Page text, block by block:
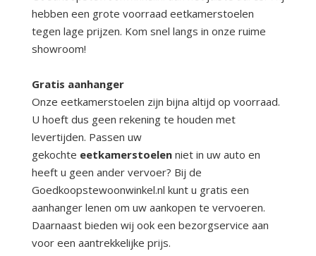
hebben een grote voorraad eetkamerstoelen
tegen lage prijzen. Kom snel langs in onze ruime
showroom!
Gratis aanhanger
Onze eetkamerstoelen zijn bijna altijd op voorraad.
U hoeft dus geen rekening te houden met
levertijden. Passen uw
gekochte eetkamerstoelen niet in uw auto en
heeft u geen ander vervoer? Bij de
Goedkoopstewoonwinkel.nl kunt u gratis een
aanhanger lenen om uw aankopen te vervoeren.
Daarnaast bieden wij ook een bezorgservice aan
voor een aantrekkelijke prijs.